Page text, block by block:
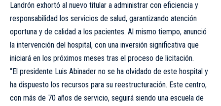
Landrón exhortó al nuevo titular a administrar con eficiencia y
responsabilidad los servicios de salud, garantizando atención
oportuna y de calidad a los pacientes. Al mismo tiempo, anunció
la intervención del hospital, con una inversión significativa que
iniciará en los próximos meses tras el proceso de licitación.
“El presidente Luis Abinader no se ha olvidado de este hospital y
ha dispuesto los recursos para su reestructuración. Este centro,
con más de 70 años de servicio, seguirá siendo una escuela de